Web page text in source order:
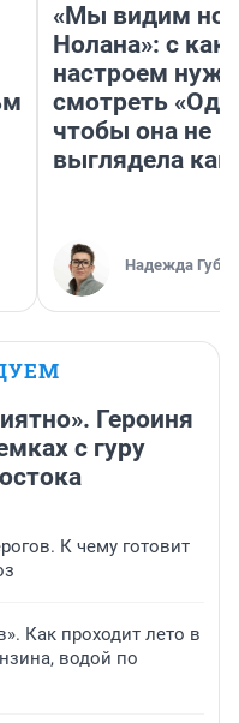
«Мы видим
Нолана»: с
настроем
смотреть
чтобы она не
выглядела как
Надежда
Героиня
с гуру
К чему готовит
Как проходит лето в
водой по